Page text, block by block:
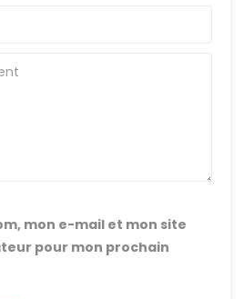
mon e-mail et mon site
pour mon prochain